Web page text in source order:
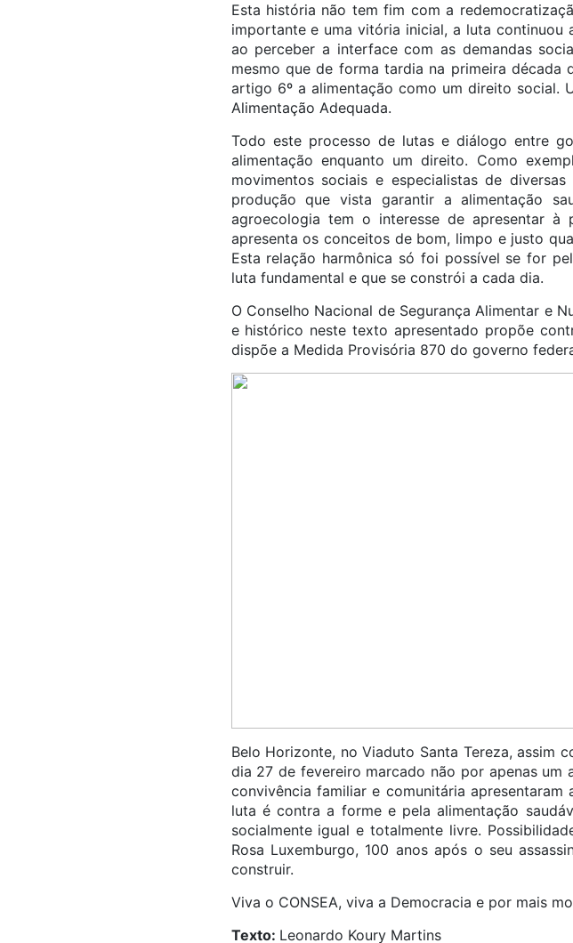
Esta história não tem fim com a
importante e uma vitória inicial, a luta
ao perceber a interface com as demandas
mesmo que de forma tardia na primeira
artigo 6º a alimentação como um direito social.
Alimentação Adequada.
Todo este processo de lutas e diálogo entre
alimentação enquanto um direito. Como
movimentos sociais e especialistas de
produção que vista garantir a alimentação
agroecologia tem o interesse de apresentar
apresenta os conceitos de bom, limpo e justo
Esta relação harmônica só foi possível se for
luta fundamental e que se constrói a cada dia.
O Conselho Nacional de Segurança Alimentar e
e histórico neste texto apresentado propõe
dispõe a Medida Provisória 870 do governo
Belo Horizonte, no Viaduto Santa Tereza, assim
dia 27 de fevereiro marcado não por apenas
convivência familiar e comunitária
luta é contra a forme e pela alimentação
socialmente igual e totalmente livre.
Rosa Luxemburgo, 100 anos após o seu
construir.
Viva o CONSEA, viva a Democracia e por mais
Texto: Leonardo Koury Martins